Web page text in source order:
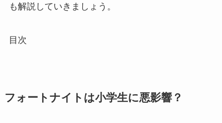
も解説していきましょう。
目次
フォートナイトは小学生に悪影響？